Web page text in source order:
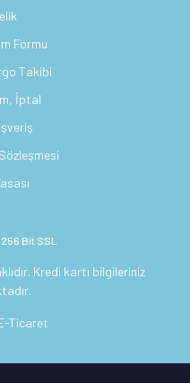
Formu
Takibi
İptal
256 Bit SSL
Kredi kartı bilgileriniz
Ticaret